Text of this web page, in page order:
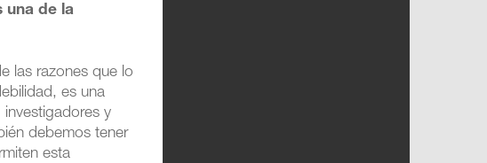
una de la
las razones que lo
es una
investigadores y
debemos tener
esta